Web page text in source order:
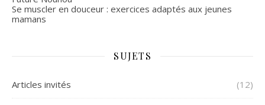
Se muscler en douceur : exercices adaptés aux jeunes
mamans
SUJETS
Articles invités (12)